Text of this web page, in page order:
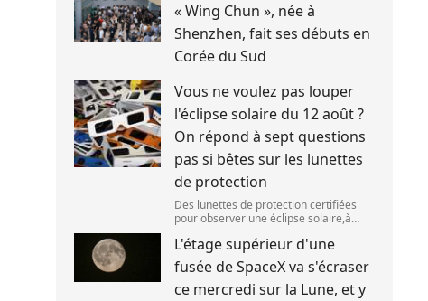
« Wing Chun », née à
Shenzhen, fait ses débuts en
Corée du Sud
Vous ne voulez pas louper
l'éclipse solaire du 12 août ?
On répond à sept questions
pas si bêtes sur les lunettes
de protection
Des lunettes de protection certifiées
pour observer une éclipse solaire,à
2026. (JAIME REINA )
L'étage supérieur d'une
fusée de SpaceX va s'écraser
ce mercredi sur la Lune, et y